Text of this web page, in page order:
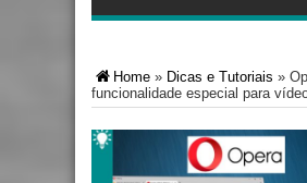
Home » Dicas e Tutoriais »
funcionalidade especial para